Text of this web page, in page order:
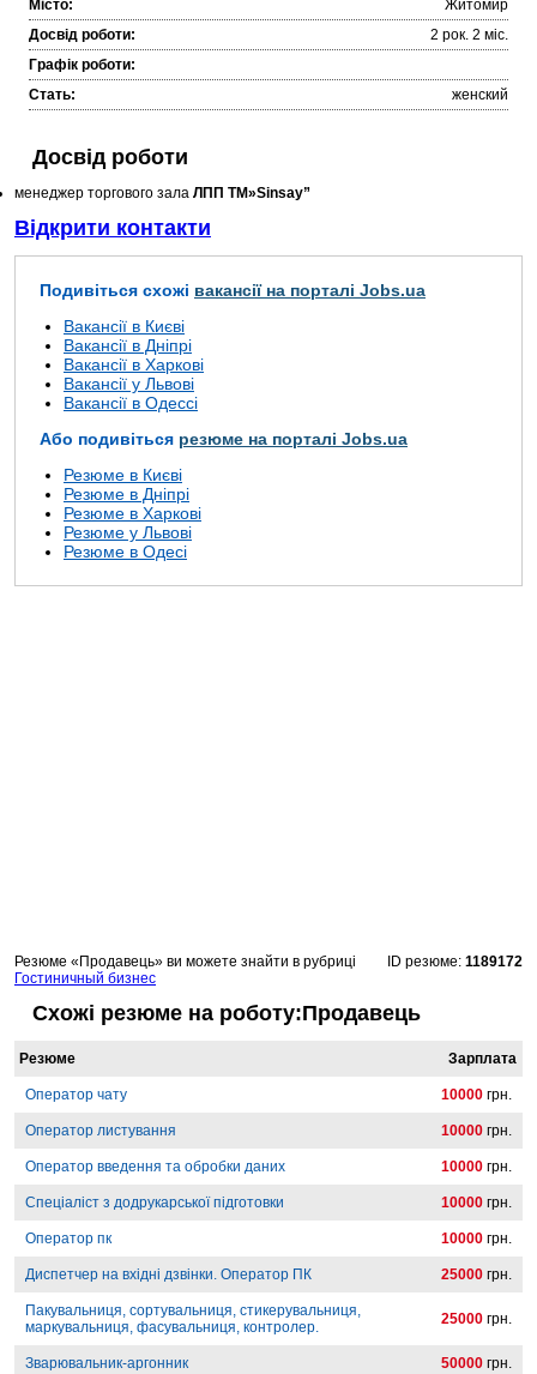
Місто:
Житомир
Досвід роботи:
2 рок. 2 міc.
Графік роботи:
Стать:
женский
Досвід роботи
менеджер торгового зала ЛПП ТМ»Sinsay”
Відкрити контакти
Подивіться схожі вакансії на порталі Jobs.ua
Вакансії в Києві
Вакансії в Дніпрі
Вакансії в Харкові
Вакансії у Львові
Вакансії в Одессі
Або подивіться резюме на порталі Jobs.ua
Резюме в Києві
Резюме в Дніпрі
Резюме в Харкові
Резюме у Львові
Резюме в Одесі
Резюме «Продавець» ви можете знайти в рубриці
Гостиничный бизнес
ID резюме: 1189172
Схожі резюме на роботу:Продавець
Резюме Зарплата
Оператор чату 10000 грн.
Оператор листування 10000 грн.
Оператор введення та обробки даних 10000 грн.
Спеціаліст з додрукарської підготовки 10000 грн.
Оператор пк 10000 грн.
Диспетчер на вхідні дзвінки. Оператор ПК 25000 грн.
Пакувальниця, сортувальниця, стикерувальниця,
маркувальниця, фасувальниця, контролер.
25000 грн.
Зварювальник-аргонник 50000 грн.